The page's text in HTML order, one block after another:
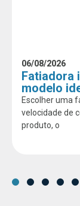
06/08/2026
Fatiadora
modelo
Escolher uma
velocidade de
produto, o